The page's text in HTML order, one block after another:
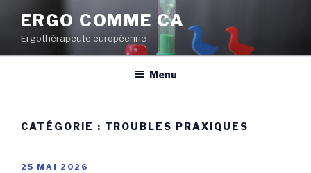
contenu
principal
ERGO COMME CA
Ergothérapeute européenne
Menu
CATÉGORIE : TROUBLES PRAXIQUES
PUBLIÉ
25 MAI 2026